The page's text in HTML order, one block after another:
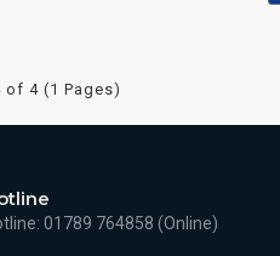
4 (1 Pages)
01789 764858 (Online)